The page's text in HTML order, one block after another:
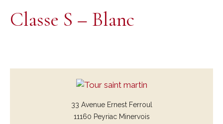
Classe S – Blanc
33 Avenue Ernest Ferroul
11160 Peyriac Minervois